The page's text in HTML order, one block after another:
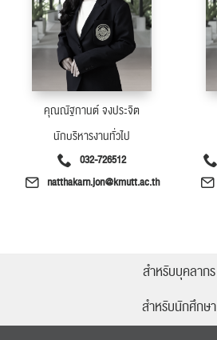
ค้นหา
สำหรับ:
คุณณัฐกานต์ จงประจิต
นักบริหารงานทั่วไป
032-726512
natthakarn.jon@kmutt.ac.th
สำหรับบุคลากร
สำหรับนักศึกษา
RC Activity
ปฏิทิน